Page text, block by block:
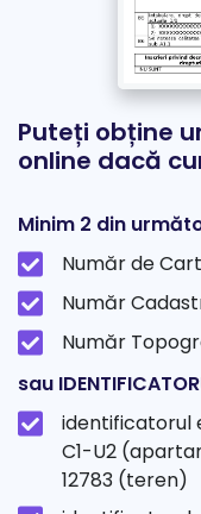
Puteți obține
online dacă
Minim 2 din
Număr de
Număr
Număr
sau
identificatorul
C1-U2
12783 (teren)